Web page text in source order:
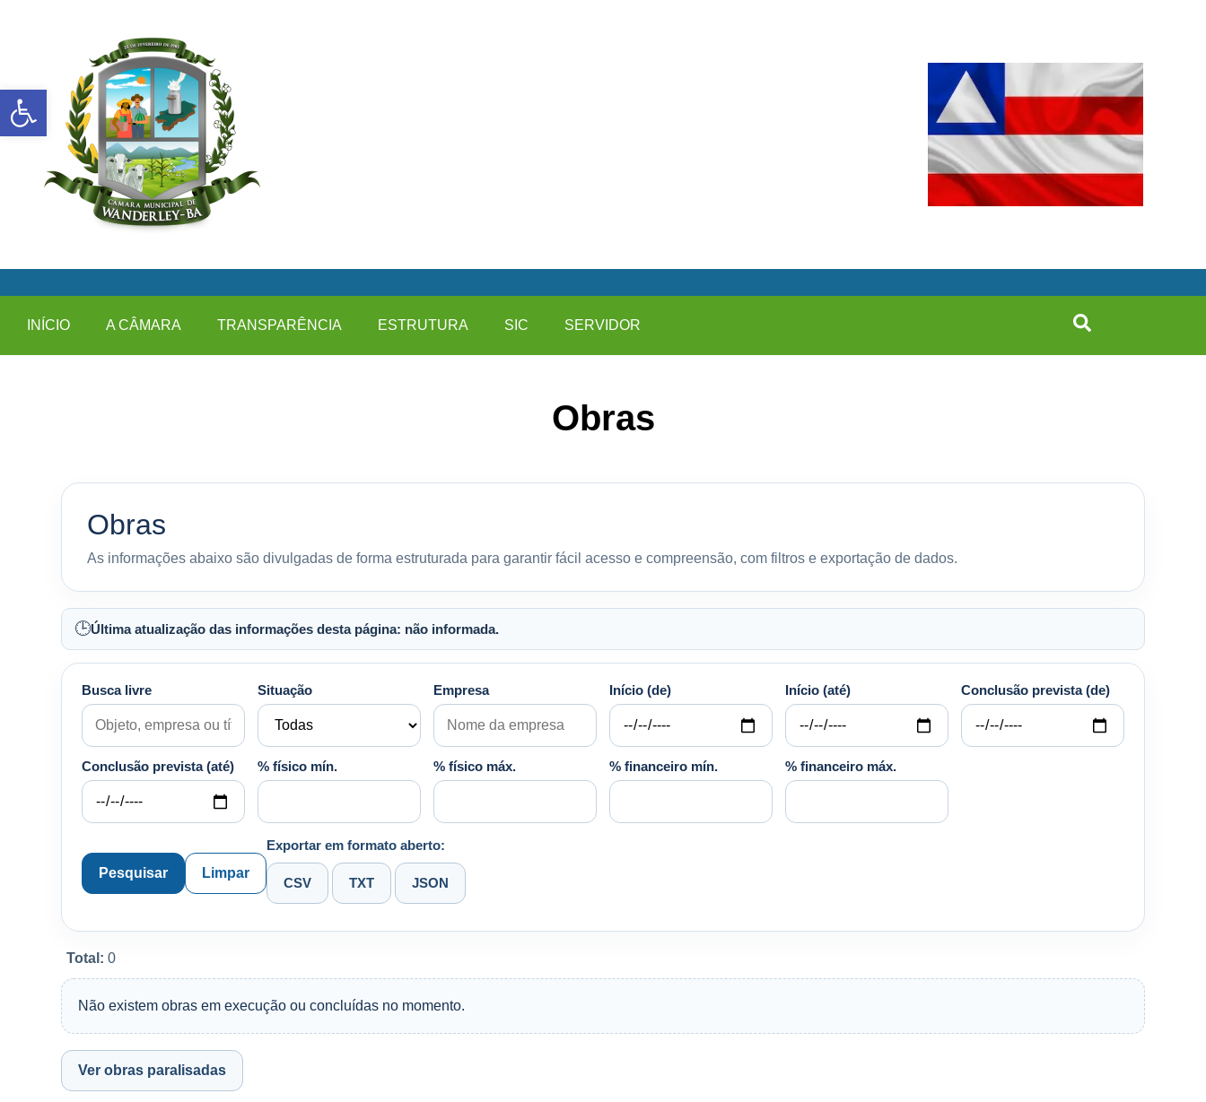
INÍCIO A CÂMARA TRANSPARÊNCIA ESTRUTURA SIC SERVIDOR
Obras
Obras
As informações abaixo são divulgadas de forma estruturada para garantir fácil acesso e compreensão, com filtros e exportação de dados.
🕒Última atualização das informações desta página: não informada.
Busca livre Situação Empresa Início (de) Início (até) Conclusão prevista (de)
Conclusão prevista (até) % físico mín. % físico máx. % financeiro mín. % financeiro máx.
Pesquisar Limpar
Exportar em formato aberto:
CSV TXT JSON
Total: 0
Não existem obras em execução ou concluídas no momento.
Ver obras paralisadas
Abrir a barra de ferramentas